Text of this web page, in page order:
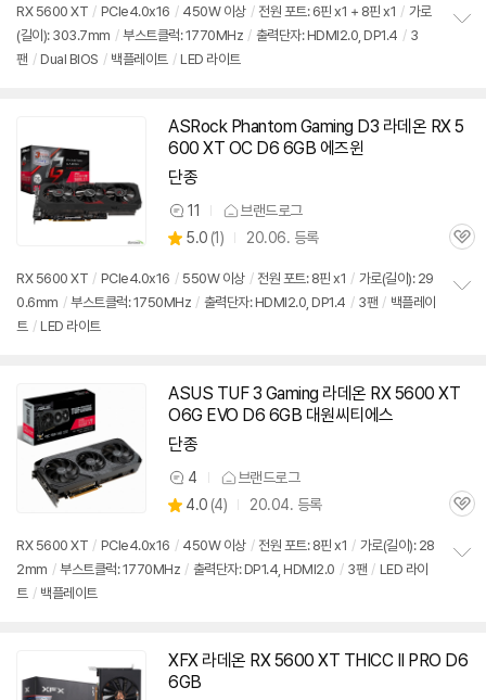
견
RX 5600 XT / PCIe4.0x16 / 450W 이상 / 전원 포트: 6핀 x1 + 8핀 x1 / 가로
(길이): 303.7mm / 부스트클럭: 1770MHz / 출력단자: HDMI2.0, DP1.4 / 3
팬 / Dual BIOS / 백플레이트 / LED 라이트
기
ASRock Phantom Gaming D3 라데온 RX 5
600 XT OC D6 6GB 에즈윈
단종
상
품
견
11 브랜드로그
별
점
5.0 (상
리
뷰
1) 20.06. 등록
관
RX 5600 XT / PCIe4.0x16 / 550W 이상 / 전원 포트: 8핀 x1 / 가로(길이): 29
0.6mm / 부스트클럭: 1750MHz / 출력단자: HDMI2.0, DP1.4 / 3팬 / 백플레이
트 / LED 라이트
ASUS TUF 3 Gaming 라데온 RX 5600 XT
O6G EVO D6 6GB 대원씨티에스
단종
상
품
견
4 브랜드로그
별
점
4.0 (상
리
뷰
4) 20.04. 등록
관
RX 5600 XT / PCIe4.0x16 / 450W 이상 / 전원 포트: 8핀 x1 / 가로(길이): 28
2mm / 부스트클럭: 1770MHz / 출력단자: DP1.4, HDMI2.0 / 3팬 / LED 라이
트 / 백플레이트
기
XFX 라데온 RX 5600 XT THICC II PRO D6
6GB